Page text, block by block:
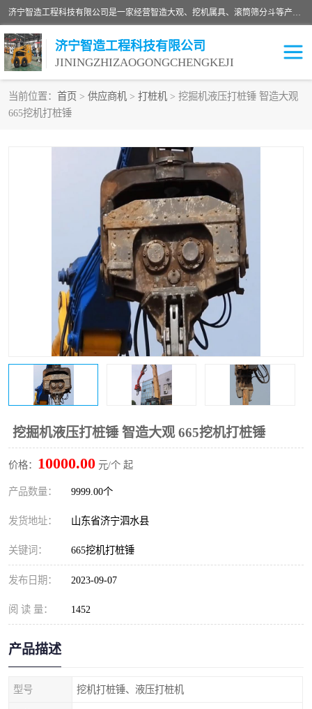
济宁智造工程科技有限公司是一家经营智造大观、挖机属具、滚筒筛分斗等产品的滑移装载机厂家。济宁智造工程科技有限公司奉行以质量赢得用户，诚信为本，互利共赢的宗旨，依靠雄厚的技术力量，科学的管理制度，先进的加工检测设备，始终坚持以客户为中心，免费咨询！
济宁智造工程科技有限公司
JININGZHIZAOGONGCHENGKEJI
当前位置： 首页 > 供应商机 > 打桩机 > 挖掘机液压打桩锤 智造大观
665挖机打桩锤
挖掘机液压打桩锤 智造大观 665挖机打桩锤
价格： 10000.00 元/个 起
产品数量： 9999.00个
发货地址： 山东省济宁泗水县
关键词： 665挖机打桩锤
发布日期： 2023-09-07
阅 读 量： 1452
产品描述
型号 挖机打桩锤、液压打桩机
振动夯
移动破碎机
粉碎钳
土壤修复
开沟机
破碎机
压路机
枕木机 滑移装载机
清扫器 割草机
挖树机 拓荒机
滚筒筛
挖掘机破碎斗